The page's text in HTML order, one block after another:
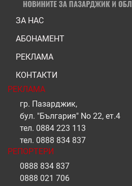
ЗА НАС
АБОНАМЕНТ
РЕКЛАМА
КОНТАКТИ
РЕКЛАМА
гр. Пазарджик,
бул. "България" No 22, ет.4
тел. 0884 223 113
тел. 0888 834 837
РЕПОРТЕРИ
0888 834 837
0888 021 706